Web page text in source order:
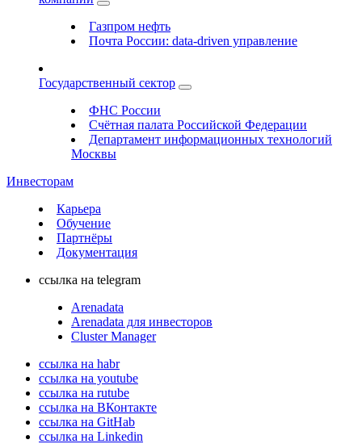
Газпром нефть
Почта России: data-driven управление
Государственный сектор
ФНС России
Счётная палата Российской Федерации
Департамент информационных технологий
Москвы
Инвесторам
Карьера
Обучение
Партнёры
Документация
ссылка на telegram
Arenadata
Arenadata для инвесторов
Cluster Manager
ссылка на habr
ссылка на youtube
ссылка на rutube
ссылка на ВКонтакте
ссылка на GitHab
ссылка на Linkedin